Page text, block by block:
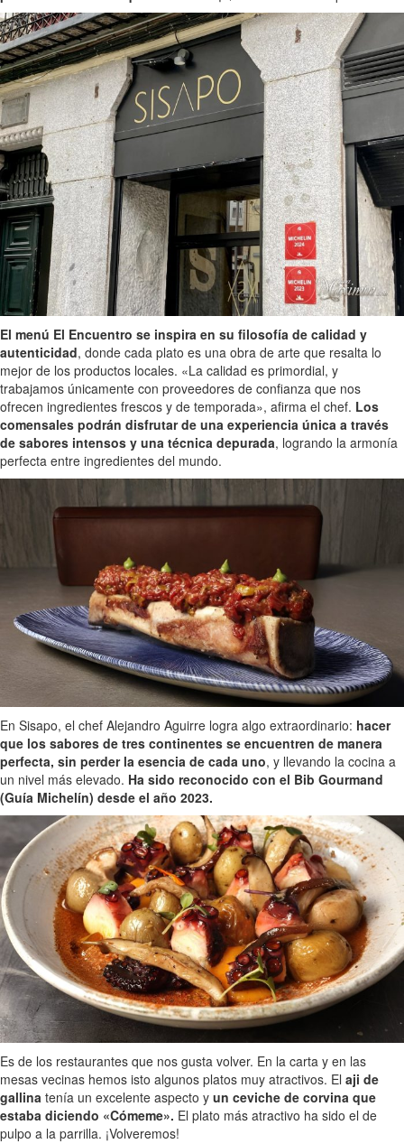
El menú El Encuentro se inspira en su filosofía de calidad y
autenticidad, donde cada plato es una obra de arte que resalta lo
mejor de los productos locales. «La calidad es primordial, y
trabajamos únicamente con proveedores de confianza que nos
ofrecen ingredientes frescos y de temporada», afirma el chef. Los
comensales podrán disfrutar de una experiencia única a través
de sabores intensos y una técnica depurada, logrando la armonía
perfecta entre ingredientes del mundo.
En Sisapo, el chef Alejandro Aguirre logra algo extraordinario: hacer
que los sabores de tres continentes se encuentren de manera
perfecta, sin perder la esencia de cada uno, y llevando la cocina a
un nivel más elevado. Ha sido reconocido con el Bib Gourmand
(Guía Michelín) desde el año 2023.
Es de los restaurantes que nos gusta volver. En la carta y en las
mesas vecinas hemos isto algunos platos muy atractivos. El aji de
gallina tenía un excelente aspecto y un ceviche de corvina que
estaba diciendo «Cómeme». El plato más atractivo ha sido el de
pulpo a la parrilla. ¡Volveremos!